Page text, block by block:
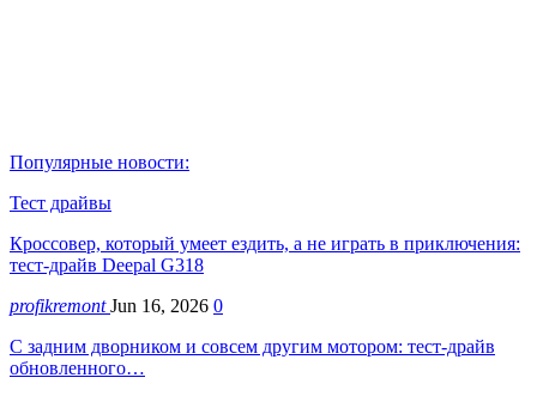
Популярные новости:
Тест драйвы
Кроссовер, который умеет ездить, а не играть в приключения:
тест-драйв Deepal G318
profikremontJun 16, 2026 0
С задним дворником и совсем другим мотором: тест-драйв
обновленного…